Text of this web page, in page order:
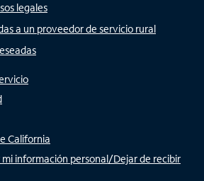
legales
a un proveedor de servicio rural
California
información personal/Dejar de recibir